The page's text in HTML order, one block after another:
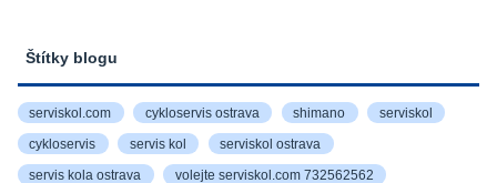
Štítky blogu
serviskol.com cykloservis ostrava shimano serviskol
cykloservis servis kol serviskol ostrava
servis kola ostrava volejte serviskol.com 732562562